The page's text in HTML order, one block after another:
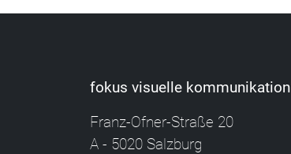
fokus visuelle kommunikation
Franz-Ofner-Straße 20
A - 5020 Salzburg